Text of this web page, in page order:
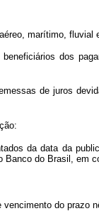
marítimo, fluvial
dos
de juros
da data da
Banco do Brasil, em
do prazo